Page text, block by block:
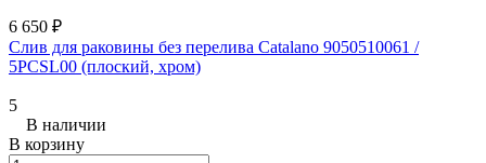
6 650 ₽
Слив для раковины без перелива Catalano 9050510061 /
5PCSL00 (плоский, хром)
5
В наличии
В корзину